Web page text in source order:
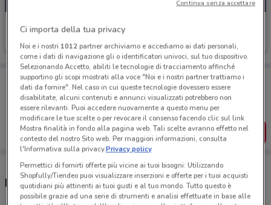
Scarpe & Scarpe
Scade il 30/09
Porta DoveConviene sempre con te!
Puoi trovare le migliori offerte dei negozi vicino a te,
salvarle e creare la tua lista del risparmio, comodamente
dal tuo cellulare.
SCARICA L’APP
Negozi Scarpe & Scarpe a Roma
Ci importa della tua privacy
Noi e i nostri 1012partner archiviamo e accediamo ai dati personali,
come i dati di navigazione gli o identificatori univoci, sul tuo dispositivo.
Selezionando Accetto, abiliti le tecnologie di tracciamento affinché
supportino gli scopi mostrati alla voce "Noi e i nostri partner trattiamo i
dati da fornire". Nel caso in cui queste tecnologie dovessero essere
disabilitate, alcuni contenuti e annunci visualizzati potrebbero non
essere rilevanti. Puoi accedere nuovamente a questo menu per
modificare le tue scelte o per revocare il consenso facendo clic sul link
Mostra finalità in fondo alla pagina web. Tali scelte avranno effetto nel
contesto del nostro Sito web. Per maggiori informazioni, consulta
l'Informativa sulla privacy.Privacy policy
Permettici di fornirti offerte più vicine ai tuoi bisogni: Utilizzando
Shopfully/Tiendeo puoi visualizzare inserzioni e offerte per i tuoi acquisti
quotidiani più attinenti ai tuoi gusti e al tuo mondo. Tutto questo è
possibile grazie ad una serie di strumenti e analisi effettuate in base alle
Continua senza accettare